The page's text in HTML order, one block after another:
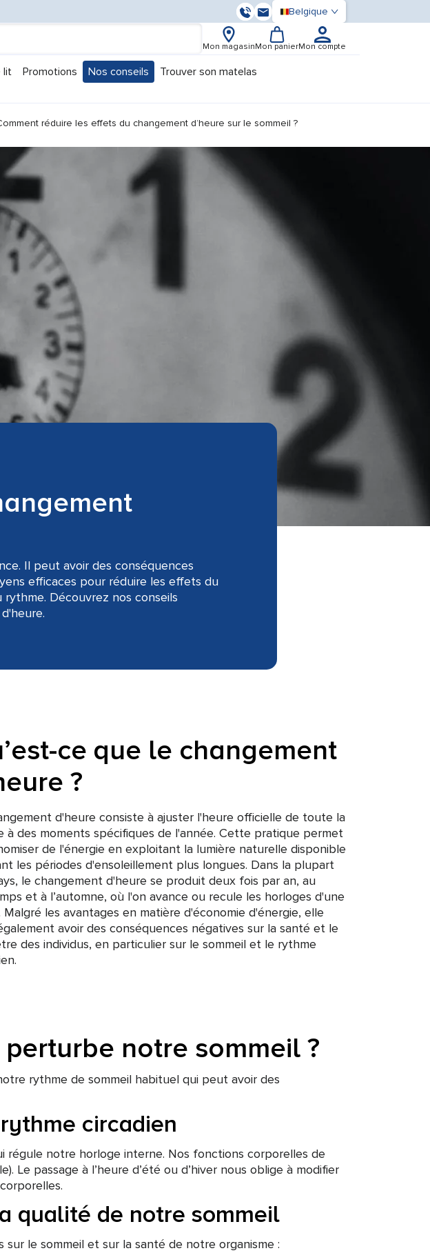
03 59 55 37 13
Contactez-nous
Belgique
Mon magasinMon panierMon compte
lit Promotions
Nos conseils
Trouver son matelas
réduire les effets du changement d’heure sur le sommeil ?
Il peut avoir des conséquences
efficaces pour réduire les effets du
Découvrez nos conseils
ce que le changement
?
d'heure consiste à ajuster l'heure officielle de toute la
à des moments spécifiques de l'année. Cette pratique permet
de l'énergie en exploitant la lumière naturelle disponible
les périodes d'ensoleillement plus longues. Dans la plupart
le changement d'heure se produit deux fois par an, au
et à l’automne, où l'on avance ou recule les horloges d'une
Malgré les avantages en matière d'économie d'énergie, elle
avoir des conséquences négatives sur la santé et le
des individus, en particulier sur le sommeil et le rythme
notre sommeil ?
rythme de sommeil habituel qui peut avoir des
circadien
notre horloge interne. Nos fonctions corporelles de
Le passage à l’heure d’été ou d’hiver nous oblige à modifier
qualité de notre sommeil
le sommeil et sur la santé de notre organisme :